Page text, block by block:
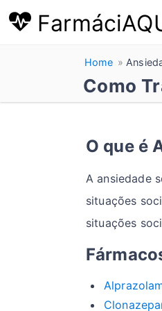
Home
Como
O que é
A ansiedade
situações
situações